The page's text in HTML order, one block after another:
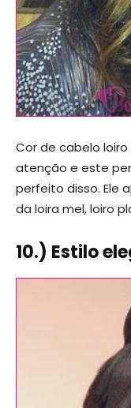
Cor de cabelo
atenção e este
perfeito disso. Ele
da loira mel, loiro
10.) Estilo